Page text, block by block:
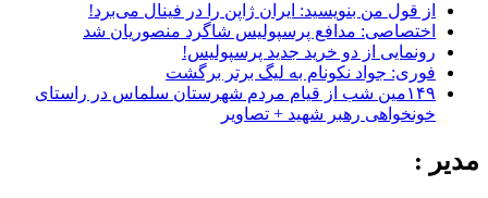
از قول من بنویسید: ایران ژاپن را در فینال می‌برد!
اختصاصی: مدافع پرسپولیس شاگرد منصوریان شد
رونمایی از دو خرید جدید پرسپولیس!
فوری: جواد نکونام به لیگ برتر برگشت
۱۴۹مین شب از قیام مردم شهرستان سلماس در راستای
خونخواهی رهبر شهید + تصاویر
مدیر :